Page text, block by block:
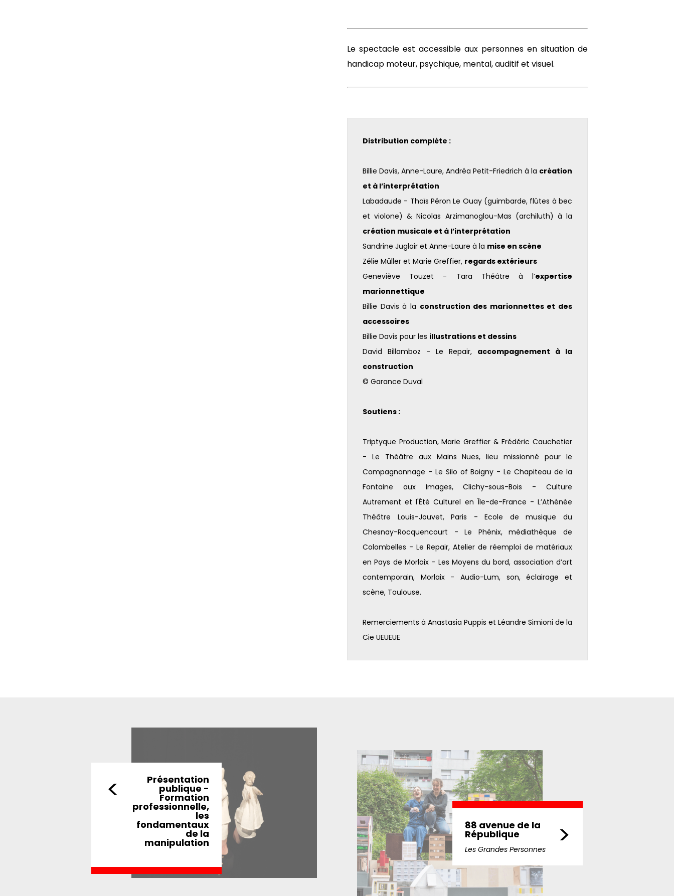
Le spectacle est accessible aux personnes en situation de
handicap moteur, psychique, mental, auditif et visuel.
Distribution complète :
Billie Davis, Anne-Laure, Andréa Petit-Friedrich à la création
et à l’interprétation
Labadaude - Thaïs Péron Le Ouay (guimbarde, flûtes à bec
et violone) & Nicolas Arzimanoglou-Mas (archiluth) à la
création musicale et à l’interprétation
Sandrine Juglair et Anne-Laure à la mise en scène
Zélie Müller et Marie Greffier, regards extérieurs
Geneviève Touzet - Tara Théâtre à l’expertise
marionnettique
Billie Davis à la construction des marionnettes et des
accessoires
Billie Davis pour les illustrations et dessins
David Billamboz - Le Repair, accompagnement à la
construction
© Garance Duval
Soutiens :
Triptyque Production, Marie Greffier & Frédéric Cauchetier
- Le Théâtre aux Mains Nues, lieu missionné pour le
Compagnonnage - Le Silo of Boigny - Le Chapiteau de la
Fontaine aux Images, Clichy-sous-Bois - Culture
Autrement et l'Été Culturel en Île-de-France - L’Athénée
Théâtre Louis-Jouvet, Paris - Ecole de musique du
Chesnay-Rocquencourt - Le Phénix, médiathèque de
Colombelles - Le Repair, Atelier de réemploi de matériaux
en Pays de Morlaix - Les Moyens du bord, association d’art
contemporain, Morlaix - Audio-Lum, son, éclairage et
scène, Toulouse.
Remerciements à Anastasia Puppis et Léandre Simioni de la
Cie UEUEUE
Présentation
publique -
Formation
professionnelle,
les
fondamentaux
de la
manipulation
<
88 avenue de la
République
Les Grandes Personnes >